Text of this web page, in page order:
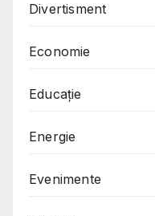
Divertisment
Economie
Educație
Energie
Evenimente